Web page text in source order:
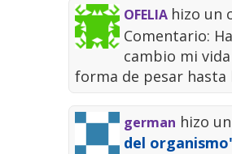
OFELIA hizo un
Comentario:
cambio mi
forma de pesar hasta
german hizo
del